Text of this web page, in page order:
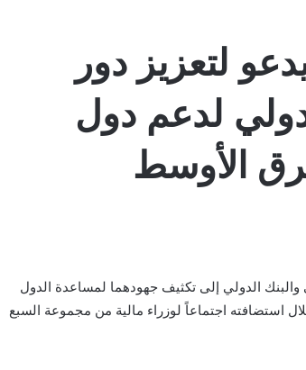
لتعزيز دور
لدعم دول
الأوسط
والبنك الدولي إلى تكثيف جهودهما لمساعدة الدول
استضافته اجتماعاً لوزراء مالية من مجموعة السبع